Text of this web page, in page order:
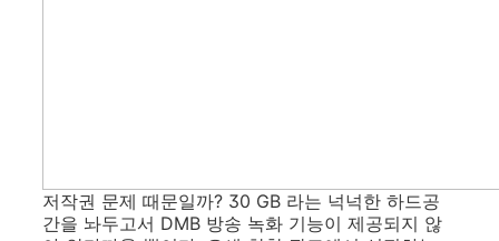
저작권 문제 때문일까? 30 GB 라는 넉넉한 하드공
간을 놔두고서 DMB 방송 녹화 기능이 제공되지 않